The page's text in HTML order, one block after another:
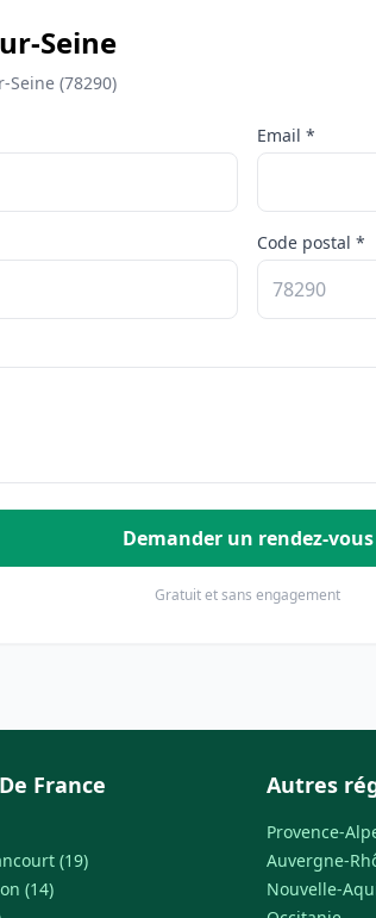
Seine
(78290)
Email *
Code postal *
Demander un rendez-vous
Gratuit et sans engagement
France
(19)
(14)
Autres
Provence-
Auvergne-
Nouvelle-